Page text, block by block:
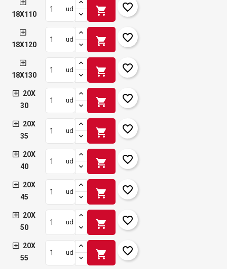
18X110
ud shopping_cart favorite_border
18X120
ud shopping_cart favorite_border
18X130
ud shopping_cart favorite_border
20X
30
ud shopping_cart favorite_border
20X
35
ud shopping_cart favorite_border
20X
40
ud shopping_cart favorite_border
20X
45
ud shopping_cart favorite_border
20X
50
ud shopping_cart favorite_border
20X
55
ud shopping_cart favorite_border